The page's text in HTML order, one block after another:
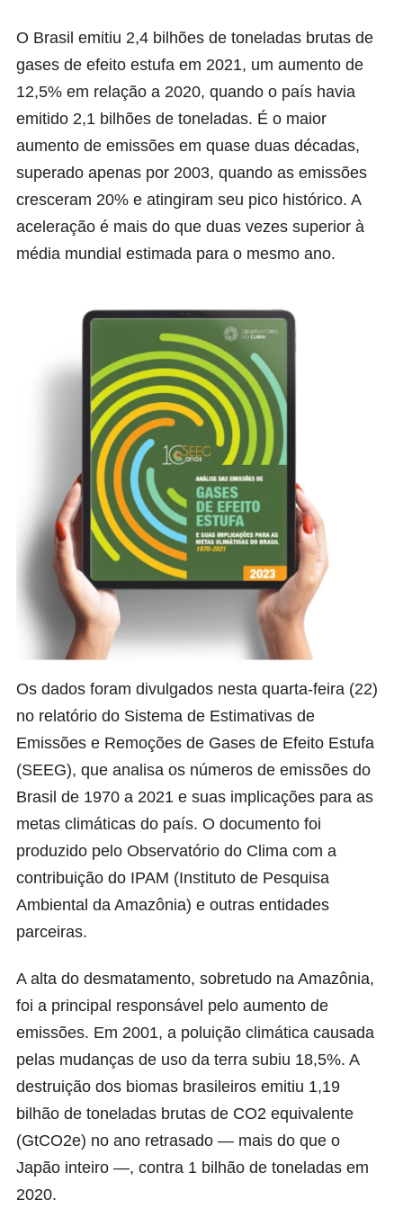
O Brasil emitiu 2,4 bilhões de toneladas brutas de
gases de efeito estufa em 2021, um aumento de
12,5% em relação a 2020, quando o país havia
emitido 2,1 bilhões de toneladas. É o maior
aumento de emissões em quase duas décadas,
superado apenas por 2003, quando as emissões
cresceram 20% e atingiram seu pico histórico. A
aceleração é mais do que duas vezes superior à
média mundial estimada para o mesmo ano.
Os dados foram divulgados nesta quarta-feira (22)
no relatório do Sistema de Estimativas de
Emissões e Remoções de Gases de Efeito Estufa
(SEEG), que analisa os números de emissões do
Brasil de 1970 a 2021 e suas implicações para as
metas climáticas do país. O documento foi
produzido pelo Observatório do Clima com a
contribuição do IPAM (Instituto de Pesquisa
Ambiental da Amazônia) e outras entidades
parceiras.
A alta do desmatamento, sobretudo na Amazônia,
foi a principal responsável pelo aumento de
emissões. Em 2001, a poluição climática causada
pelas mudanças de uso da terra subiu 18,5%. A
destruição dos biomas brasileiros emitiu 1,19
bilhão de toneladas brutas de CO2 equivalente
(GtCO2e) no ano retrasado — mais do que o
Japão inteiro —, contra 1 bilhão de toneladas em
2020.